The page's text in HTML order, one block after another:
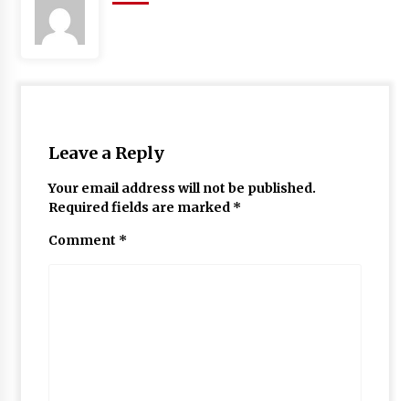
Leave a Reply
Your email address will not be published.
Required fields are marked *
Comment *